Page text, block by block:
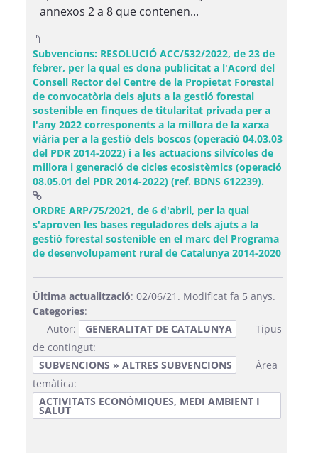
annexos 2 a 8 que contenen...
Subvencions: RESOLUCIÓ ACC/532/2022, de 23 de
febrer, per la qual es dona publicitat a l'Acord del
Consell Rector del Centre de la Propietat Forestal
de convocatòria dels ajuts a la gestió forestal
sostenible en finques de titularitat privada per a
l'any 2022 corresponents a la millora de la xarxa
viària per a la gestió dels boscos (operació 04.03.03
del PDR 2014-2022) i a les actuacions silvícoles de
millora i generació de cicles ecosistèmics (operació
08.05.01 del PDR 2014-2022) (ref. BDNS 612239).
ORDRE ARP/75/2021, de 6 d'abril, per la qual
s'aproven les bases reguladores dels ajuts a la
gestió forestal sostenible en el marc del Programa
de desenvolupament rural de Catalunya 2014-2020(Obre
Última actualització: 02/06/21. Modificat fa 5 anys.
Categories:
Autor:
GENERALITAT DE CATALUNYA
Tipus
de contingut:
SUBVENCIONS » ALTRES SUBVENCIONS
Àrea
temàtica:
ACTIVITATS ECONÒMIQUES, MEDI AMBIENT I
SALUT